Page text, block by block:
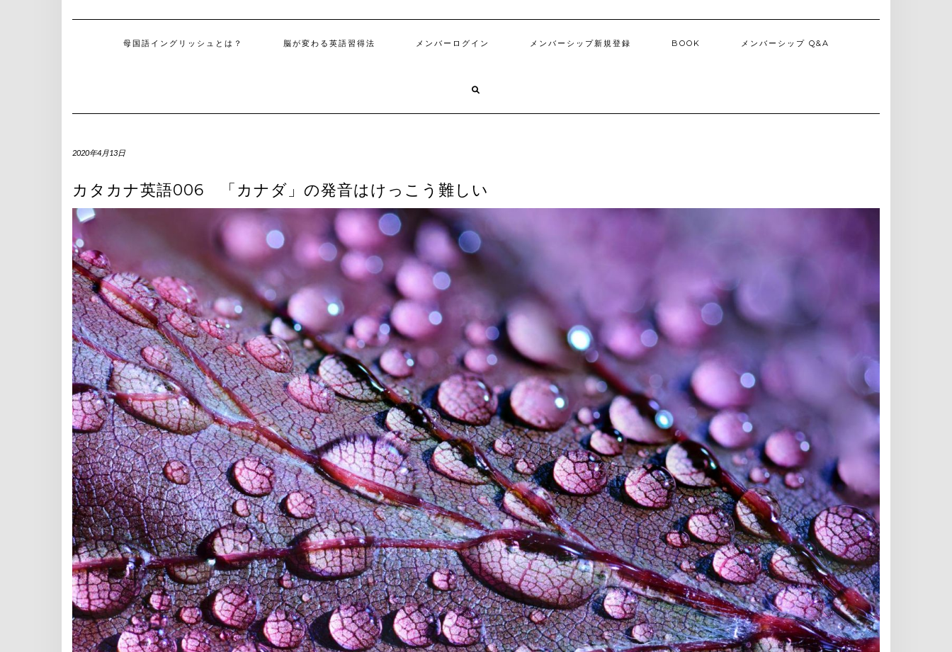
母国語イングリッシュとは？ 脳が変わる英語習得法 メンバーログイン メンバーシップ新規登録 BOOK メンバーシップ Q&A
2020年4月13日
カタカナ英語006 「カナダ」の発音はけっこう難しい